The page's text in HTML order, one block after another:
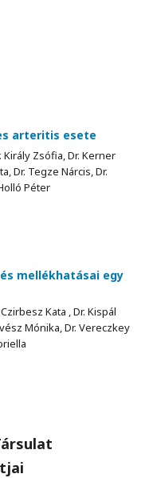
arteritis esete
Király Zsófia, Dr. Kerner
Dr. Tegze Nárcis, Dr.
Péter
mellékhatásai egy
Kata , Dr. Kispál
Mónika, Dr. Vereczkey